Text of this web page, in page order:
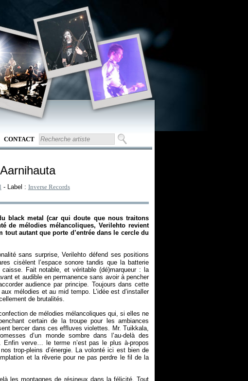
CONTACT
- Label : Inverse Records
black metal (car qui doute que nous traitons
de mélodies mélancoliques, Verilehto revient
autant que porte d’entrée dans le cercle du
sans surprise, Verilehto défend ses positions
cisèlent l’espace sonore tandis que la batterie
Fait notable, et véritable (dé)marqueur : la
et audible en permanence sans avoir à pencher
audience par principe. Toujours dans cette
mélodies et au mid tempo. L’idée est d’installer
de brutalités.
de mélodies mélancoliques qui, si elles ne
certain de la troupe pour les ambiances
bercer dans ces effluves violettes. Mr. Tuikkala,
d’un monde sombre dans l’au-delà des
verve… le terme n’est pas le plus à-propos
trop-pleins d’énergie. La volonté ici est bien de
et la rêverie pour ne pas perdre le fil de la
les montagnes de résineux dans la félicité. Tout